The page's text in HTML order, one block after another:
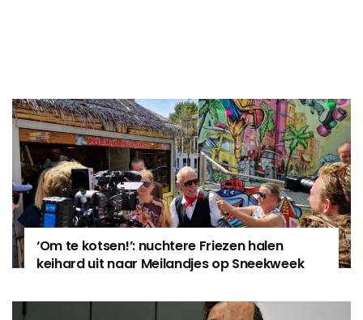
‘Om te kotsen!’: nuchtere Friezen halen
keihard uit naar Meilandjes op Sneekweek